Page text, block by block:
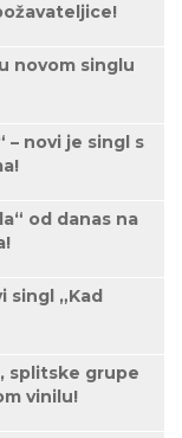
novom singlu
– novi je singl s
od danas na
singl „Kad
splitske grupe
vinilu!